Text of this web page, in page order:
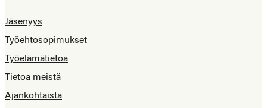
Jäsenyys
Työehtosopimukset
Työelämätietoa
Tietoa meistä
Ajankohtaista